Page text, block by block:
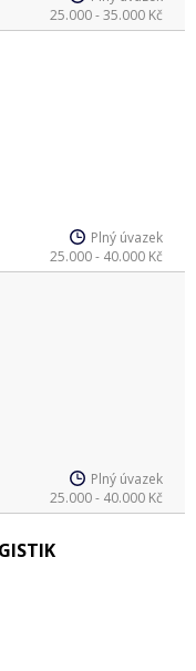
25.000 - 35.000 Kč
Plný úvazek
25.000 - 40.000 Kč
Plný úvazek
25.000 - 40.000 Kč